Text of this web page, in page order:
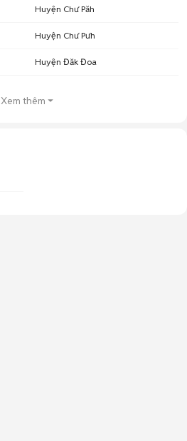
Huyện Chư Păh
Huyện Chư Pưh
Huyện Đăk Đoa
Xem thêm